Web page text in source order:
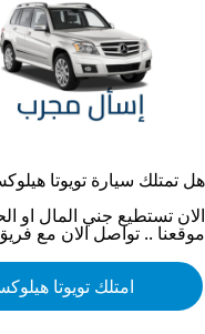
هل تمتلك سيارة تويوتا هيلوكس
الان تستطيع جني المال
موقعنا .. تواصل الان مع
امتلكتويوتا هيلوكس